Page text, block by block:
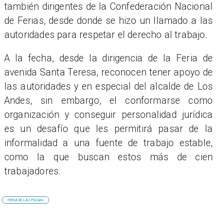
también dirigentes de la Confederación Nacional
de Ferias, desde donde se hizo un llamado a las
autoridades para respetar el derecho al trabajo.
A la fecha, desde la dirigencia de la Feria de
avenida Santa Teresa, reconocen tener apoyo de
las autoridades y en especial del alcalde de Los
Andes, sin embargo, el conformarse como
organización y conseguir personalidad jurídica
es un desafío que les permitirá pasar de la
informalidad a una fuente de trabajo estable,
como la que buscan estos más de cien
trabajadores.
FERIA DE LAS PULGAS